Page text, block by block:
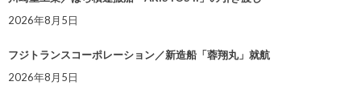
2026年8月5日
フジトランスコーポレーション／新造船「蓉翔丸」就航
2026年8月5日